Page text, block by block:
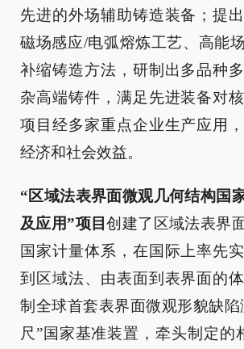
先进的外场辅助铸造装备；提
磁场感应/电弧熔炼工艺、高能
补缩铸造方法，研制出多品种
杂高端铸件，满足先进装备对核
项目经多家重点企业生产应用
经济和社会效益。
“区域法表界面微观几何结构国
及应用”项目创建了区域法表界
国家计量体系，在国际上率先
到区域法、由表面到表界面的
制全球首套表界面微观形貌缺陷
尺”国家基准装置，牵头制定的